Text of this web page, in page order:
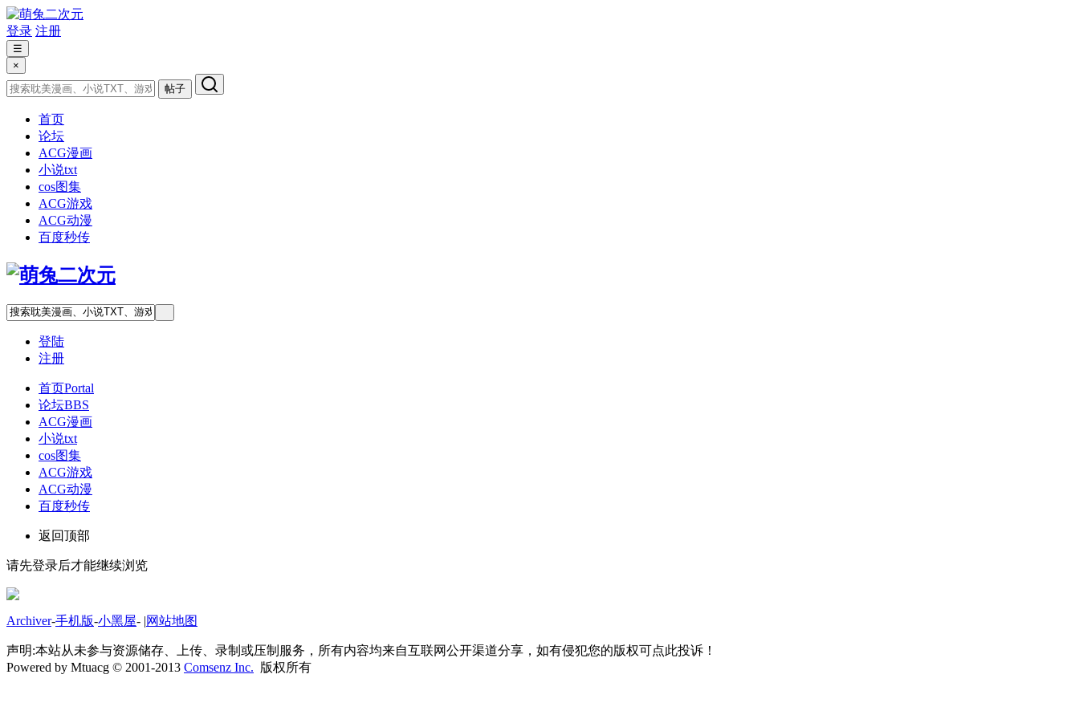
登录 注册
☰
×
帖子
首页
论坛
ACG漫画
小说txt
cos图集
ACG游戏
ACG动漫
百度秒传
登陆
注册
首页Portal
论坛BBS
ACG漫画
小说txt
cos图集
ACG游戏
ACG动漫
百度秒传
返回顶部
请先登录后才能继续浏览
Archiver-手机版-小黑屋- |网站地图
声明:本站从未参与资源储存、上传、录制或压制服务，所有内容均来自互联网公开渠道分享，如有侵犯您的版权可点此投诉！
Powered by Mtuacg © 2001-2013 Comsenz Inc. 版权所有